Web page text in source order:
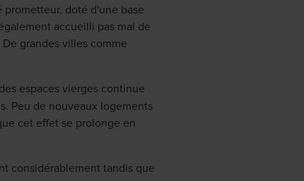
prometteur, doté d'une base
accueilli pas mal de
grandes villes comme
espaces vierges continue
Peu de nouveaux logements
cet effet se prolonge en
considérablement tandis que